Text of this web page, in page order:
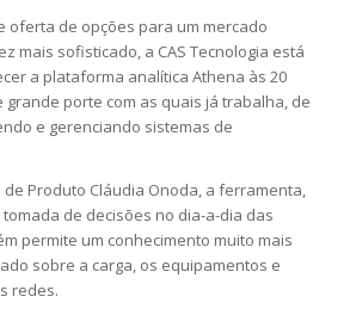
oferta de opções para um mercado
mais sofisticado, a CAS Tecnologia está
a plataforma analítica Athena às 20
grande porte com as quais já trabalha, de
e gerenciando sistemas de
Produto Cláudia Onoda, a ferramenta,
de decisões no dia-a-dia das
permite um conhecimento muito mais
sobre a carga, os equipamentos e
redes.